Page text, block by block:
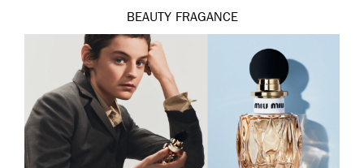
BEAUTY FRAGANCE